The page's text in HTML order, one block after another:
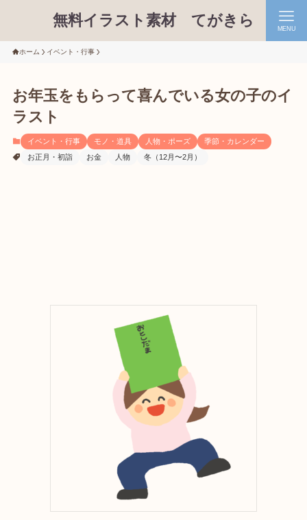
無料イラスト素材 てがきら MENU
ホーム イベント・行事
お年玉をもらって喜んでいる女の子のイ
ラスト
イベント・行事 モノ・道具 人物・ポーズ
季節・カレンダー
お正月・初詣
お金 人物 冬（12月〜2月）